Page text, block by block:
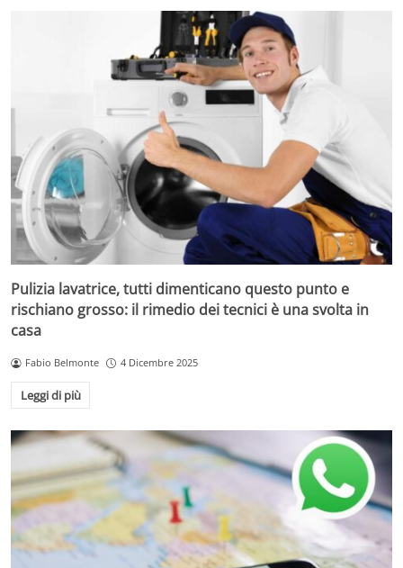
Pulizia lavatrice, tutti dimenticano questo punto e
rischiano grosso: il rimedio dei tecnici è una svolta in
casa
Fabio Belmonte 4 Dicembre 2025
Leggi di più